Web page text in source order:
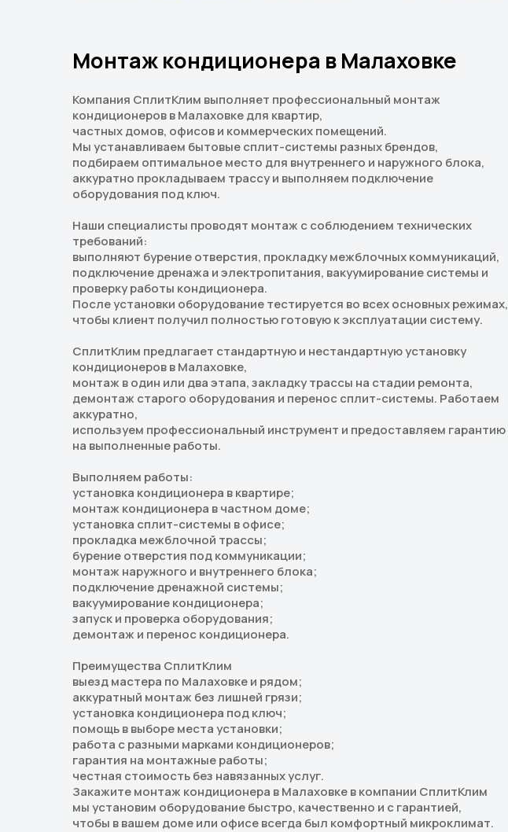
Монтаж кондиционера в Малаховке
Компания СплитКлим выполняет профессиональный монтаж
кондиционеров в Малаховке для квартир,
частных домов, офисов и коммерческих помещений.
Мы устанавливаем бытовые сплит-системы разных брендов,
подбираем оптимальное место для внутреннего и наружного блока,
аккуратно прокладываем трассу и выполняем подключение
оборудования под ключ.
Наши специалисты проводят монтаж с соблюдением технических
требований:
выполняют бурение отверстия, прокладку межблочных коммуникаций,
подключение дренажа и электропитания, вакуумирование системы и
проверку работы кондиционера.
После установки оборудование тестируется во всех основных режимах,
чтобы клиент получил полностью готовую к эксплуатации систему.
СплитКлим предлагает стандартную и нестандартную установку
кондиционеров в Малаховке,
монтаж в один или два этапа, закладку трассы на стадии ремонта,
демонтаж старого оборудования и перенос сплит-системы. Работаем
аккуратно,
используем профессиональный инструмент и предоставляем гарантию
на выполненные работы.
Выполняем работы:
установка кондиционера в квартире;
монтаж кондиционера в частном доме;
установка сплит-системы в офисе;
прокладка межблочной трассы;
бурение отверстия под коммуникации;
монтаж наружного и внутреннего блока;
подключение дренажной системы;
вакуумирование кондиционера;
запуск и проверка оборудования;
демонтаж и перенос кондиционера.
Преимущества СплитКлим
выезд мастера по Малаховке и рядом;
аккуратный монтаж без лишней грязи;
установка кондиционера под ключ;
помощь в выборе места установки;
работа с разными марками кондиционеров;
гарантия на монтажные работы;
честная стоимость без навязанных услуг.
Закажите монтаж кондиционера в Малаховке в компании СплитКлим
мы установим оборудование быстро, качественно и с гарантией,
чтобы в вашем доме или офисе всегда был комфортный микроклимат.